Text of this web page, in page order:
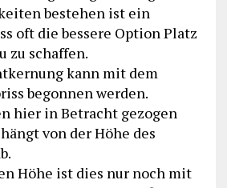
bestehen ist ein
oft die bessere Option Platz
zu schaffen.
kann mit dem
begonnen werden.
hier in Betracht gezogen
von der Höhe des
Höhe ist dies nur noch mit